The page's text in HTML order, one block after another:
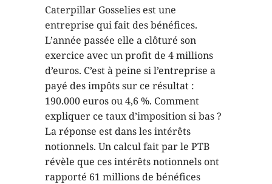
Caterpillar Gosselies est une
entreprise qui fait des bénéfices.
L’année passée elle a clôturé son
exercice avec un profit de 4 millions
d’euros. C’est à peine si l’entreprise a
payé des impôts sur ce résultat :
190.000 euros ou 4,6 %. Comment
expliquer ce taux d’imposition si bas ?
La réponse est dans les intérêts
notionnels. Un calcul fait par le PTB
révèle que ces intérêts notionnels ont
rapporté 61 millions de bénéfices